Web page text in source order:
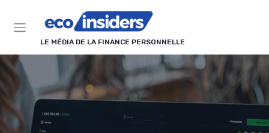
LE MÉDIA DE LA FINANCE PERSONNELLE